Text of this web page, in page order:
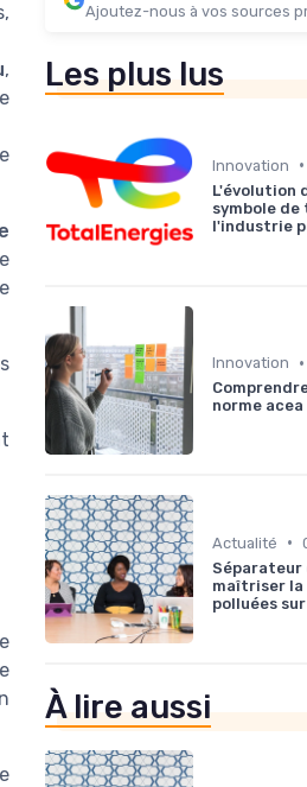
,
Ajoutez-nous à vos sources
Les plus lus
Innovation •
L'évolution
symbole
l'industrie
Innovation •
norme acea
Actualité •
Séparateur
maîtriser la
polluées
À lire aussi